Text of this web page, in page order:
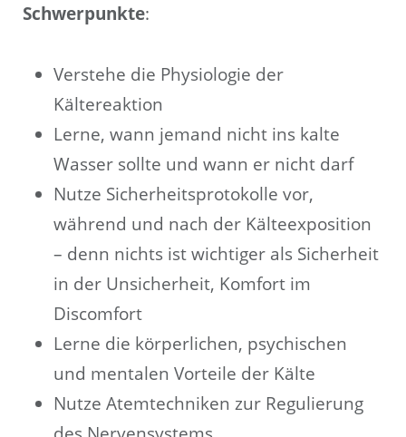
Schwerpunkte:
Verstehe die Physiologie der
Kältereaktion
Lerne, wann jemand nicht ins kalte
Wasser sollte und wann er nicht darf
Nutze Sicherheitsprotokolle vor,
während und nach der Kälteexposition
– denn nichts ist wichtiger als Sicherheit
in der Unsicherheit, Komfort im
Discomfort
Lerne die körperlichen, psychischen
und mentalen Vorteile der Kälte
Nutze Atemtechniken zur Regulierung